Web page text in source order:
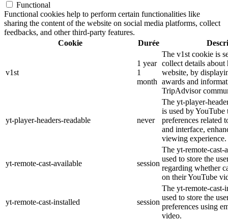
Functional
Functional cookies help to perform certain functionalities like
sharing the content of the website on social media platforms, collect
feedbacks, and other third-party features.
Cookie
Durée
v1st
1 year
1
month
The v1st cookie is
collect details
website, by
awards and
TripAdvisor
yt-player-headers-readable never
The yt-player-
is used by YouTube
preferences related
and interface,
viewing experience.
yt-remote-cast-available session
The yt-remote-cast-
used to store the
regarding whether
on their YouTube
yt-remote-cast-installed session
The yt-remote-cast-
used to store the
preferences using
video.